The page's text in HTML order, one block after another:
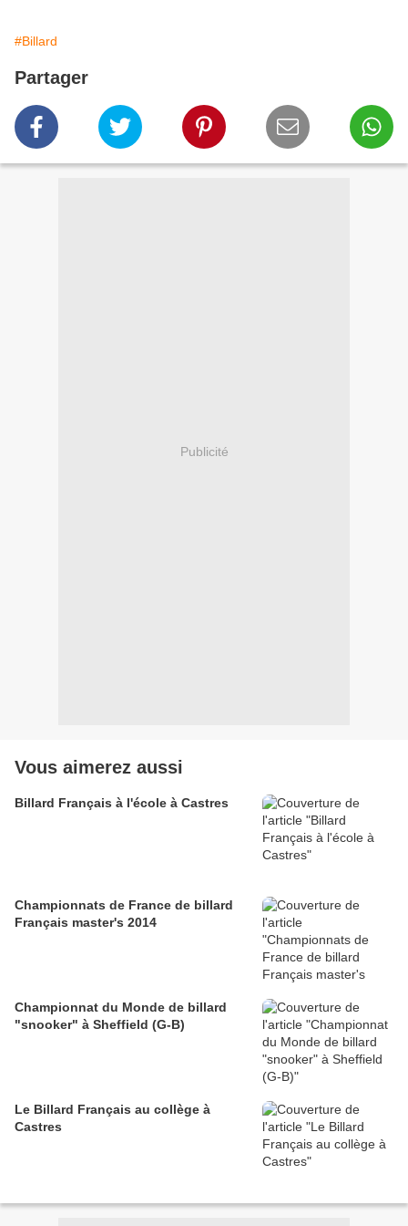
#Billard
Partager
Publicité
Vous aimerez aussi
Billard Français à l'école à Castres
Championnats de France de billard
Français master's 2014
Championnat du Monde de billard
"snooker" à Sheffield (G-B)
Le Billard Français au collège à
Castres